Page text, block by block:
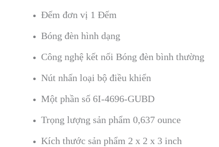
Đếm đơn vị 1 Đếm
Bóng đèn hình dạng
Công nghệ kết nối Bóng đèn bình thường
Nút nhấn loại bộ điều khiển
Một phần số 6I-4696-GUBD
Trọng lượng sản phẩm 0,637 ounce
Kích thước sản phẩm 2 x 2 x 3 inch